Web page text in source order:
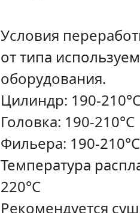
Условия
от типа
оборудования.
Цилиндр: 190-
Головка: 190-210°C
Фильера: 190-210°C
Температура
220°C
Рекомендуется